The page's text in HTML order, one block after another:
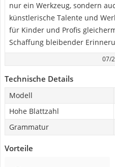
nur ein Werkzeug, sondern
künstlerische Talente und
für Kinder und Profis
Schaffung bleibender
07/
Technische Details
Modell
Hohe Blattzahl
Grammatur
Vorteile